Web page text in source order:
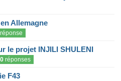
Allemagne
réponse
le projet INJILI SHULENI
réponses
F43